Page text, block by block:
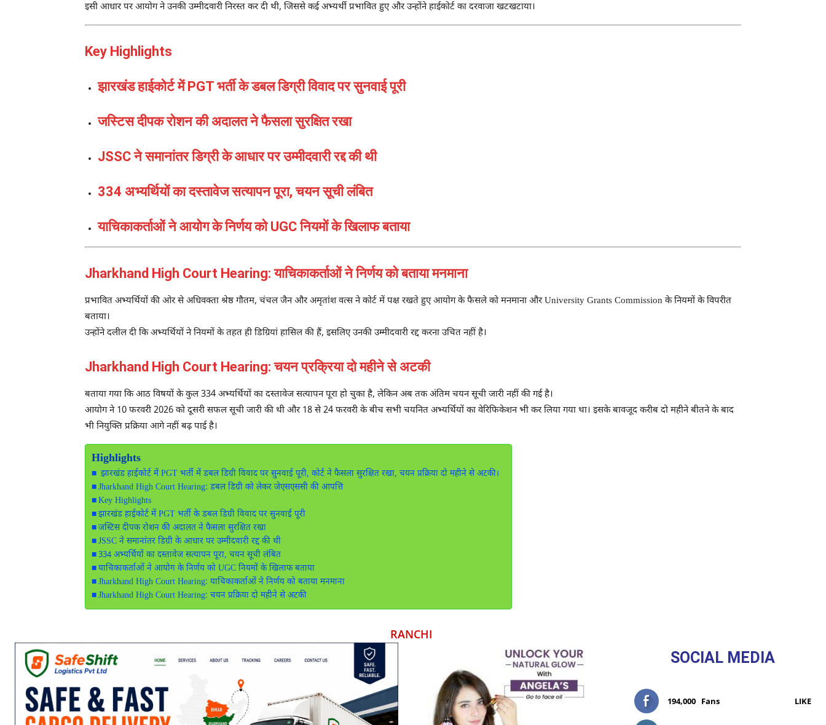
इसी आधार पर आयोग ने उनकी उम्मीदवारी निरस्त कर दी थी, जिससे कई अभ्यर्थी प्रभावित हुए और उन्होंने हाईकोर्ट का दरवाजा खटखटाया।
Key Highlights
झारखंड हाईकोर्ट में PGT भर्ती के डबल डिग्री विवाद पर सुनवाई पूरी
जस्टिस दीपक रोशन की अदालत ने फैसला सुरक्षित रखा
JSSC ने समानांतर डिग्री के आधार पर उम्मीदवारी रद्द की थी
334 अभ्यर्थियों का दस्तावेज सत्यापन पूरा, चयन सूची लंबित
याचिकाकर्ताओं ने आयोग के निर्णय को UGC नियमों के खिलाफ बताया
Jharkhand High Court Hearing: याचिकाकर्ताओं ने निर्णय को बताया मनमाना
प्रभावित अभ्यर्थियों की ओर से अधिवक्ता श्रेष्ठ गौतम, चंचल जैन और अमृतांश वत्स ने कोर्ट में पक्ष रखते हुए आयोग के फैसले को मनमाना औरUniversity Grants Commission के नियमों के विपरीत
बताया।
उन्होंने दलील दी कि अभ्यर्थियों ने नियमों के तहत ही डिग्रियां हासिल की हैं, इसलिए उनकी उम्मीदवारी रद्द करना उचित नहीं है।
Jharkhand High Court Hearing: चयन प्रक्रिया दो महीने से अटकी
बताया गया कि आठ विषयों के कुल 334 अभ्यर्थियों का दस्तावेज सत्यापन पूरा हो चुका है, लेकिन अब तक अंतिम चयन सूची जारी नहीं की गई है।
आयोग ने 10 फरवरी 2026 को दूसरी सफल सूची जारी की थी और 18 से 24 फरवरी के बीच सभी चयनित अभ्यर्थियों का वेरिफिकेशन भी कर लिया गया था। इसके बावजूद करीब दो महीने बीतने के बाद
भी नियुक्ति प्रक्रिया आगे नहीं बढ़ पाई है।
Highlights
झारखंड हाईकोर्ट में PGT भर्ती में डबल डिग्री विवाद पर सुनवाई पूरी, कोर्ट ने फैसला सुरक्षित रखा, चयन प्रक्रिया दो महीने से अटकी।
Jharkhand High Court Hearing: डबल डिग्री को लेकर जेएसएससी की आपत्ति
Key Highlights
झारखंड हाईकोर्ट में PGT भर्ती के डबल डिग्री विवाद पर सुनवाई पूरी
जस्टिस दीपक रोशन की अदालत ने फैसला सुरक्षित रखा
JSSC ने समानांतर डिग्री के आधार पर उम्मीदवारी रद्द की थी
334 अभ्यर्थियों का दस्तावेज सत्यापन पूरा, चयन सूची लंबित
याचिकाकर्ताओं ने आयोग के निर्णय को UGC नियमों के खिलाफ बताया
Jharkhand High Court Hearing: याचिकाकर्ताओं ने निर्णय को बताया मनमाना
Jharkhand High Court Hearing: चयन प्रक्रिया दो महीने से अटकी
RANCHI
SOCIAL MEDIA
194,000 Fans LIKE